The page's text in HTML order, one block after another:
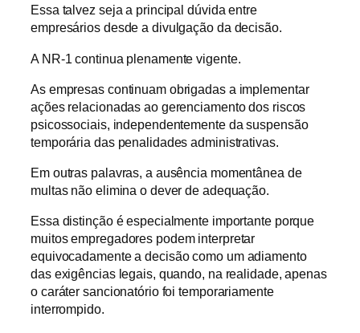
Essa talvez seja a principal dúvida entre
empresários desde a divulgação da decisão.
A NR-1 continua plenamente vigente.
As empresas continuam obrigadas a implementar
ações relacionadas ao gerenciamento dos riscos
psicossociais, independentemente da suspensão
temporária das penalidades administrativas.
Em outras palavras, a ausência momentânea de
multas não elimina o dever de adequação.
Essa distinção é especialmente importante porque
muitos empregadores podem interpretar
equivocadamente a decisão como um adiamento
das exigências legais, quando, na realidade, apenas
o caráter sancionatório foi temporariamente
interrompido.